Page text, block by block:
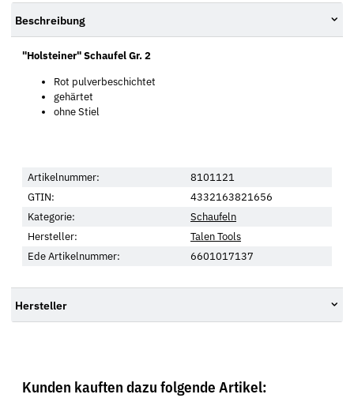
Beschreibung
"Holsteiner" Schaufel Gr. 2
Rot pulverbeschichtet
gehärtet
ohne Stiel
Artikelnummer:
8101121
GTIN:
4332163821656
Kategorie:
Schaufeln
Hersteller:
Talen Tools
Ede Artikelnummer:
6601017137
Hersteller
Kunden kauften dazu folgende Artikel: